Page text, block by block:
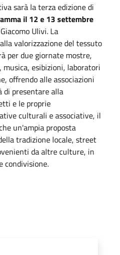
sarà la terza edizione di
il 12 e 13 settembre
Ulivi. La
valorizzazione del tessuto
per due giornate mostre,
esibizioni, laboratori
offrendo alle associazioni
presentare alla
e le proprie
culturali e associative, il
un'ampia proposta
tradizione locale, street
da altre culture, in
condivisione.